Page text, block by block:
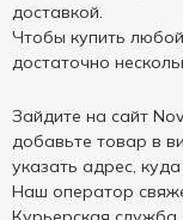
доставкой.
Чтобы купить
достаточно
Зайдите на сайт
добавьте товар в
указать адрес,
Наш оператор